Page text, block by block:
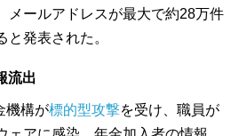
メールアドレスが最大で約28万件
発表された。
流出
機構が標的型攻撃を受け、職員が